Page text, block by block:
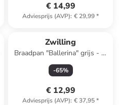
€ 14,99
Adviesprijs (AVP): € 29,99*
Zwilling
Braadpan "Ballerina" grijs - Ø
20 cm
-65%
€ 12,99
Adviesprijs (AVP): € 37,95*